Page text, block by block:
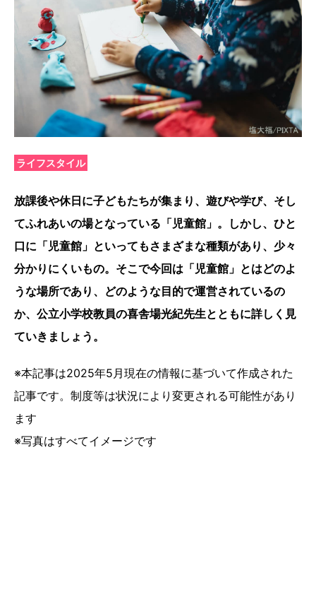
ライフスタイル
放課後や休日に子どもたちが集まり、遊びや学び、そし
てふれあいの場となっている「児童館」。しかし、ひと
口に「児童館」といってもさまざまな種類があり、少々
分かりにくいもの。そこで今回は「児童館」とはどのよ
うな場所であり、どのような目的で運営されているの
か、公立小学校教員の喜舎場光紀先生とともに詳しく見
ていきましょう。
※本記事は2025年5月現在の情報に基づいて作成された
記事です。制度等は状況により変更される可能性があり
ます
※写真はすべてイメージです